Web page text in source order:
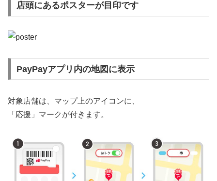
店頭にあるポスターが目印です
PayPayアプリ内の地図に表示
対象店舗は、マップ上のアイコンに、
「応援」マークが付きます。